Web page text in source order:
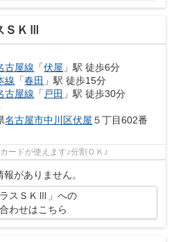
ＳＫⅢ
古屋線 「伏屋 」駅 徒歩6分
線 「春田 」駅 徒歩15分
古屋線 「 戸田 」駅 徒歩30分
名古屋市中川区伏屋 ５丁目602番
ードが使えます♪分割ＯＫ♪
がありません。
ラスＳＫⅢ」への
わせはこちら